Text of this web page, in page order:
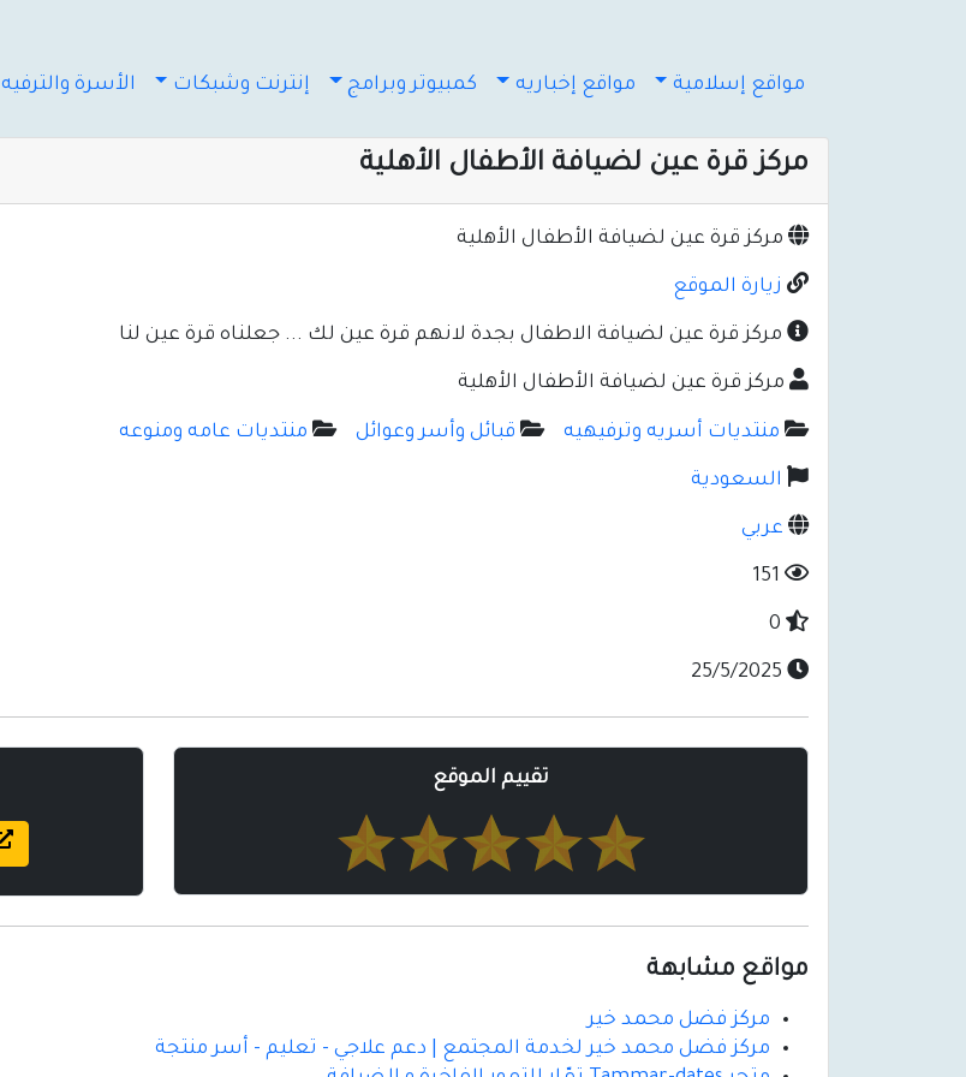
مواقع إسلامية مواقع إخباريه كمبيوتر وبرامج إنترنت وشبكات الأسرة والترفيه
مركز قرة عين لضيافة الأطفال الأهلية
مركز قرة عين لضيافة الأطفال الأهلية
زيارة الموقع
مركز قرة عين لضيافة الاطفال بجدة لانهم قرة عين لك ... جعلناه قرة عين لنا
مركز قرة عين لضيافة الأطفال الأهلية
منتديات أسريه وترفيهيه قبائل وأسر وعوائل منتديات عامه ومنوعه
السعودية
عربي
تقييم الموقع
مواقع مشابهة
مركز فضل محمد خير
مركز فضل محمد خير لخدمة المجتمع | دعم علاجي - تعليم - أسر منتجة